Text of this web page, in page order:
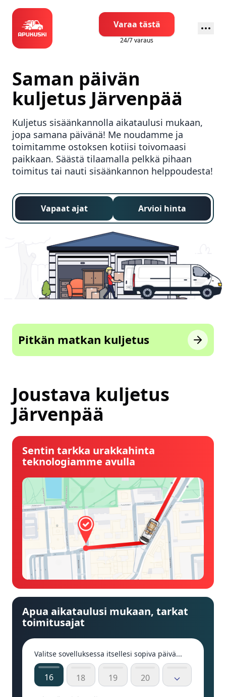
Varaa tästä
24/7 varaus
Saman päivän
kuljetus Järvenpää
Kuljetus sisäänkannolla aikataulusi mukaan,
jopa samana päivänä! Me noudamme ja
toimitamme ostoksen kotiisi toivomaasi
paikkaan. Säästä tilaamalla pelkkä pihaan
toimitus tai nauti sisäänkannon helppoudesta!
Vapaat ajat Arvioi hinta
Pitkän matkan kuljetus
Joustava kuljetus
Järvenpää
Sentin tarkka urakkahinta
teknologiamme avulla
Apua aikataulusi mukaan, tarkat
toimitusajat
Valitse sovelluksessa itsellesi sopiva päivä...
16 18 19 20